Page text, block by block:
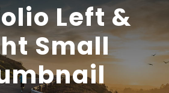
Left &
Small